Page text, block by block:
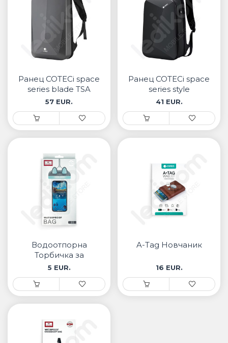
Ранец COTECi space
series blade TSA
combination lock
57 EUR.
Ранец COTECi space
series style
41 EUR.
Водоотпорна
Торбичка за
Мобилен
5 EUR.
A-Tag Новчаник
16 EUR.